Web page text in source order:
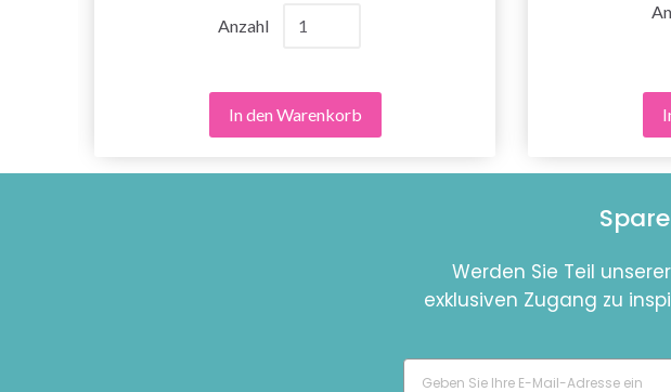
Anzahl
In den Warenkorb
Werden Sie Teil
exklusiven Zugang zu